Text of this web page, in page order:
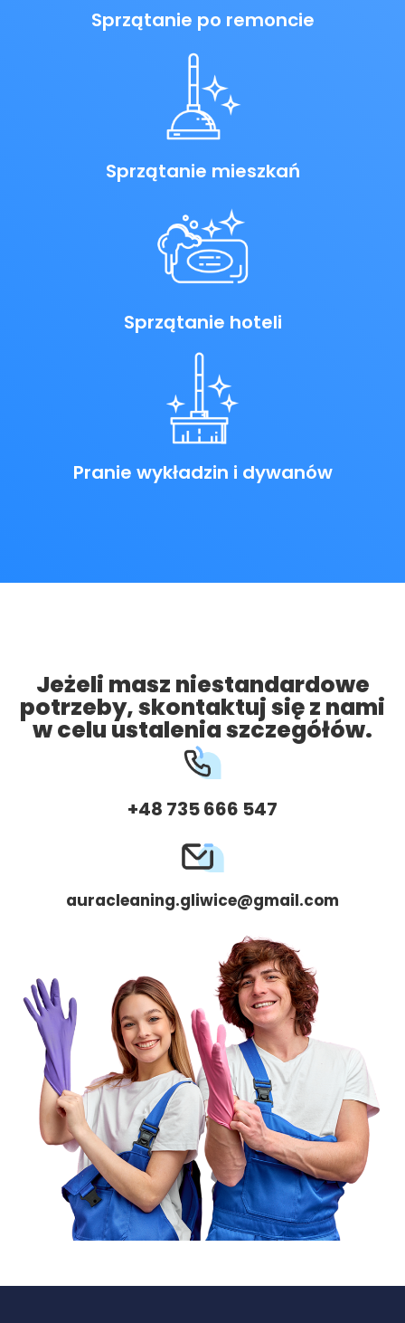
Sprzątanie po remoncie
Sprzątanie mieszkań
Sprzątanie hoteli
Pranie wykładzin i dywanów
Jeżeli masz niestandardowe
potrzeby, skontaktuj się z nami
w celu ustalenia szczegółów.
+48 735 666 547
auracleaning.gliwice@gmail.com